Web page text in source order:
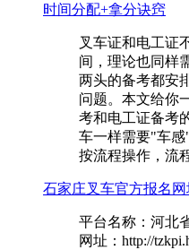
时间分配+拿分诀窍
叉车证和电工
间，理论也同样
两头的备考都安
问题。本文给你
考和电工证备考
车一样需要"车
按流程操作，流
石家庄叉车官方报名
平台名称：河北
网址：http://